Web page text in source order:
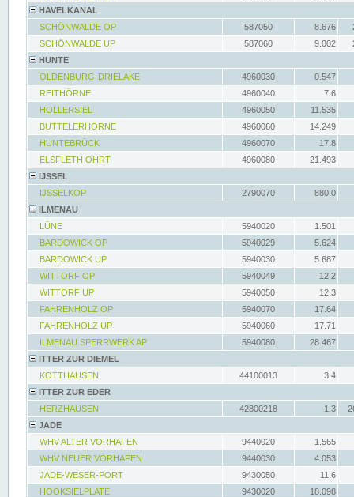
HAVELKANAL
SCHÖNWALDE OP
587050 8.676
SCHÖNWALDE UP
587060 9.002
HUNTE
OLDENBURG-DRIELAKE
4960030
0.547
REITHÖRNE
4960040
7.6
HOLLERSIEL
4960050
11.535
BUTTELERHÖRNE
4960060
14.249
HUNTEBRÜCK
4960070
17.8
ELSFLETH OHRT
4960080
21.493
IJSSEL
IJSSELKOP
2790070
880.0
ILMENAU
LÜNE
5940020
1.501
BARDOWICK OP
5940029
5.624
BARDOWICK UP
5940030
5.687
WITTORF OP
5940049
12.2
WITTORF UP
5940050
12.3
FAHRENHOLZ OP
5940070
17.64
FAHRENHOLZ UP
5940060
17.71
ILMENAU SPERRWERK AP
5940080
28.467
ITTER ZUR DIEMEL
KOTTHAUSEN
44100013
3.4
ITTER ZUR EDER
HERZHAUSEN
42800218 1.3
JADE
WHV ALTER VORHAFEN
9440020
1.565
WHV NEUER VORHAFEN
9440030
4.053
JADE-WESER-PORT
9430050
11.6
HOOKSIELPLATE
9430020
18.098